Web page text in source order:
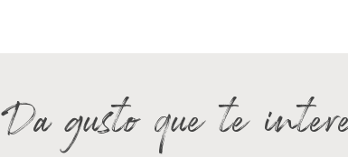
Da gusto que te